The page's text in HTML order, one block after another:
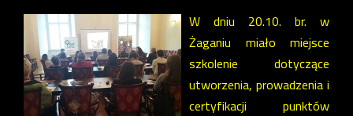
W dniu 20.10. br. w
Żaganiu miało miejsce
szkolenie dotyczące
utworzenia, prowadzenia i
certyfikacji punktów